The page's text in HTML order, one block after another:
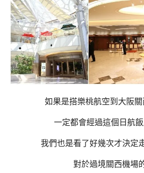
如果是搭樂桃航空到大阪關
一定都會經過這個日航
我們也是看了好幾次才決定
對於過境關西機場